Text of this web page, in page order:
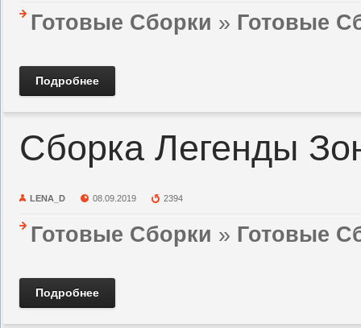
Готовые Сборки » Готовые
Подробнее
Сборка Легенды
LENA_D 08.09.2019 2394
Готовые Сборки » Готовые
Подробнее